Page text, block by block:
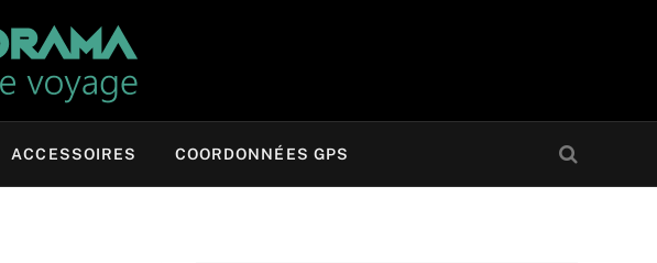
ACCESSOIRES COORDONNÉES GPS